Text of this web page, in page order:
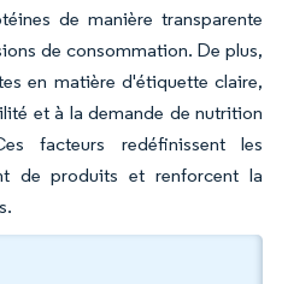
de manière transparente
de consommation. De plus,
en matière d'étiquette claire,
et à la demande de nutrition
facteurs redéfinissent les
de produits et renforcent la